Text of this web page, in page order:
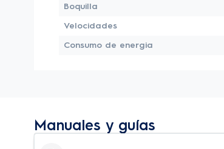
Boquilla
Velocidades
Consumo de energia
Manuales y guías